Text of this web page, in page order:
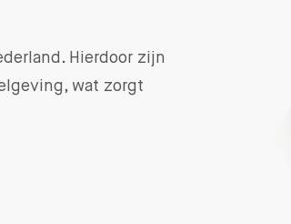
Hierdoor zijn
wat zorgt